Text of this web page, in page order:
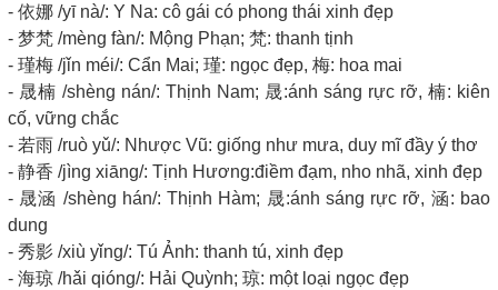
- 依娜 /yī nà/: Y Na: cô gái có phong thái xinh đẹp
- 梦梵 /mèng fàn/: Mộng Phạn; 梵: thanh tịnh
- 瑾梅 /jǐn méi/: Cẩn Mai; 瑾: ngọc đẹp, 梅: hoa mai
- 晟楠 /shèng nán/: Thịnh Nam; 晟:ánh sáng rực rỡ, 楠: kiên
cố, vững chắc
- 若雨 /ruò yǔ/: Nhược Vũ: giống như mưa, duy mĩ đầy ý thơ
- 静香 /jìng xiāng/: Tịnh Hương:điềm đạm, nho nhã, xinh đẹp
- 晟涵 /shèng hán/: Thịnh Hàm; 晟:ánh sáng rực rỡ, 涵: bao
dung
- 秀影 /xiù yǐng/: Tú Ảnh: thanh tú, xinh đẹp
- 海琼 /hǎi qióng/: Hải Quỳnh; 琼: một loại ngọc đẹp